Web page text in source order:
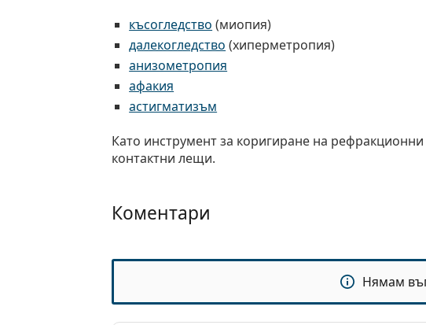
късогледство (миопия)
далекогледство (хиперметропия)
анизометропия
афакия
астигматизъм
Като инструмент за коригиране на
контактни лещи.
Коментари
Нямам